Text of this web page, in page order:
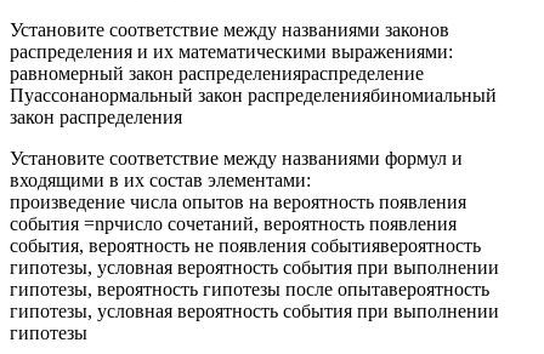
Установите соответствие между названиями законов
распределения и их математическими выражениями:
равномерный закон распределенияраспределение
Пуассонанормальный закон распределениябиномиальный
закон распределения
Установите соответствие между названиями формул и
входящими в их состав элементами:
произведение числа опытов на вероятность появления
события =npчисло сочетаний, вероятность появления
события, вероятность не появления событиявероятность
гипотезы, условная вероятность события при выполнении
гипотезы, вероятность гипотезы после опытавероятность
гипотезы, условная вероятность события при выполнении
гипотезы